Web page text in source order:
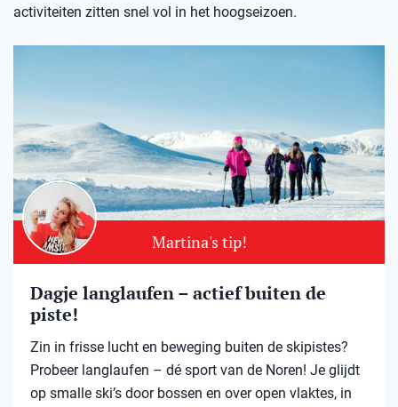
activiteiten zitten snel vol in het hoogseizoen.
Martina's tip!
Dagje langlaufen – actief buiten de
piste!
Zin in frisse lucht en beweging buiten de skipistes?
Probeer langlaufen – dé sport van de Noren! Je glijdt
op smalle ski’s door bossen en over open vlaktes, in